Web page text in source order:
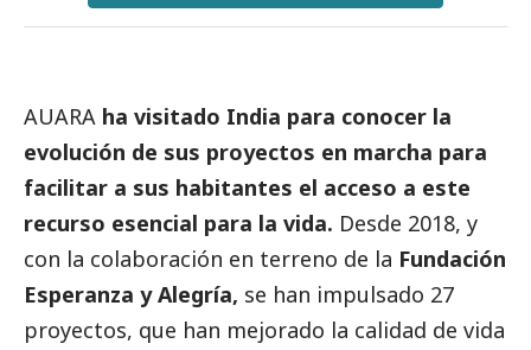
AUARA ha visitado India para conocer la
evolución de sus proyectos en marcha para
facilitar a sus habitantes el acceso a este
recurso esencial para la vida. Desde 2018, y
con la colaboración en terreno de la Fundación
Esperanza y Alegría, se han impulsado 27
proyectos, que han mejorado la calidad de vida